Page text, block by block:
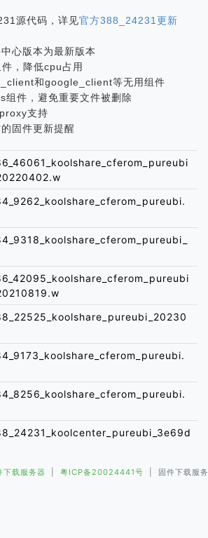
源代码，详见官方388_24231更新
心版本为最新版本
，降低cpu占用
和google_client等无用组件
组件，避免重要文件被删除
支持
固件更新提醒
载服务器 粤ICP备20024441号 | 固件下载服